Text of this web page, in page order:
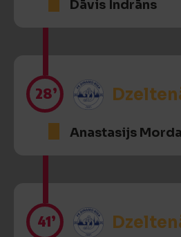
Dāvis Indrāns
28’
Anastasijs
41’